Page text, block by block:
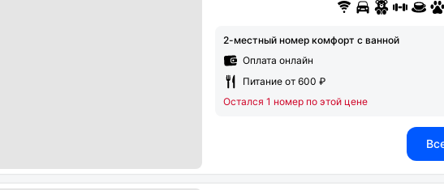
2-местный номер комфорт c ванной
Оплата онлайн
Питание от 600 ₽
Остался 1 номер по этой цене